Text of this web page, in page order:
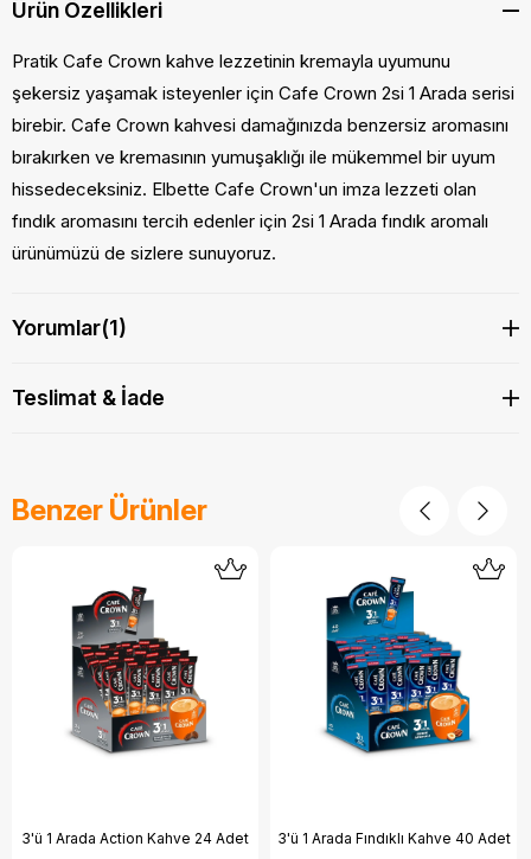
Ürün Özellikleri
Pratik Cafe Crown kahve lezzetinin kremayla uyumunu
şekersiz yaşamak isteyenler için Cafe Crown 2si 1 Arada serisi
birebir. Cafe Crown kahvesi damağınızda benzersiz aromasını
bırakırken ve kremasının yumuşaklığı ile mükemmel bir uyum
hissedeceksiniz. Elbette Cafe Crown'un imza lezzeti olan
fındık aromasını tercih edenler için 2si 1 Arada fındık aromalı
ürünümüzü de sizlere sunuyoruz.
Yorumlar(1)
Teslimat & İade
Benzer Ürünler
3'ü 1 Arada Action Kahve 24 Adet
3'ü 1 Arada Fındıklı Kahve 40 Adet